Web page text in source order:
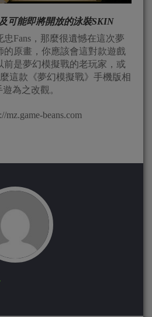
可能即將開放的泳裝SKIN
Fans，那麼很遺憾在這次夢
的原畫，你應該會這對款遊戲
前是夢幻模擬戰的老玩家，或
這款《夢幻模擬戰》手機版相
為之改觀。
beans.com